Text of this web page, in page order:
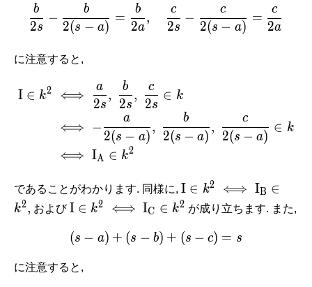
2s
b
−
2(s − a)
b
=
2a
b
,
2s
c
−
2(s − a)
c
=
2a
c
に注意すると,
\begin{aligned}
I ∈ k2 ⟺
2s
a
,
2s
b
,
2s
c
∈ k
⟺ −
2(s − a)
a
,
2(s − a)
b
,
2(s − a)
c
∈ k
⟺ IA ∈ k2
であることがわかります. 同様に, \mathrm I
\in k^2 \iff
\mathrm
I_{\mathrm
I ∈ k2 ⟺ IB ∈
k2, および\mathrm I
\mathrm
C} \in k^2
I ∈ k2 ⟺ IC ∈ k2 が成り立ちます. また,
(s-a)+(s-b)+(s-c) = s
(s − a) + (s − b) + (s − c) = s
に注意すると,